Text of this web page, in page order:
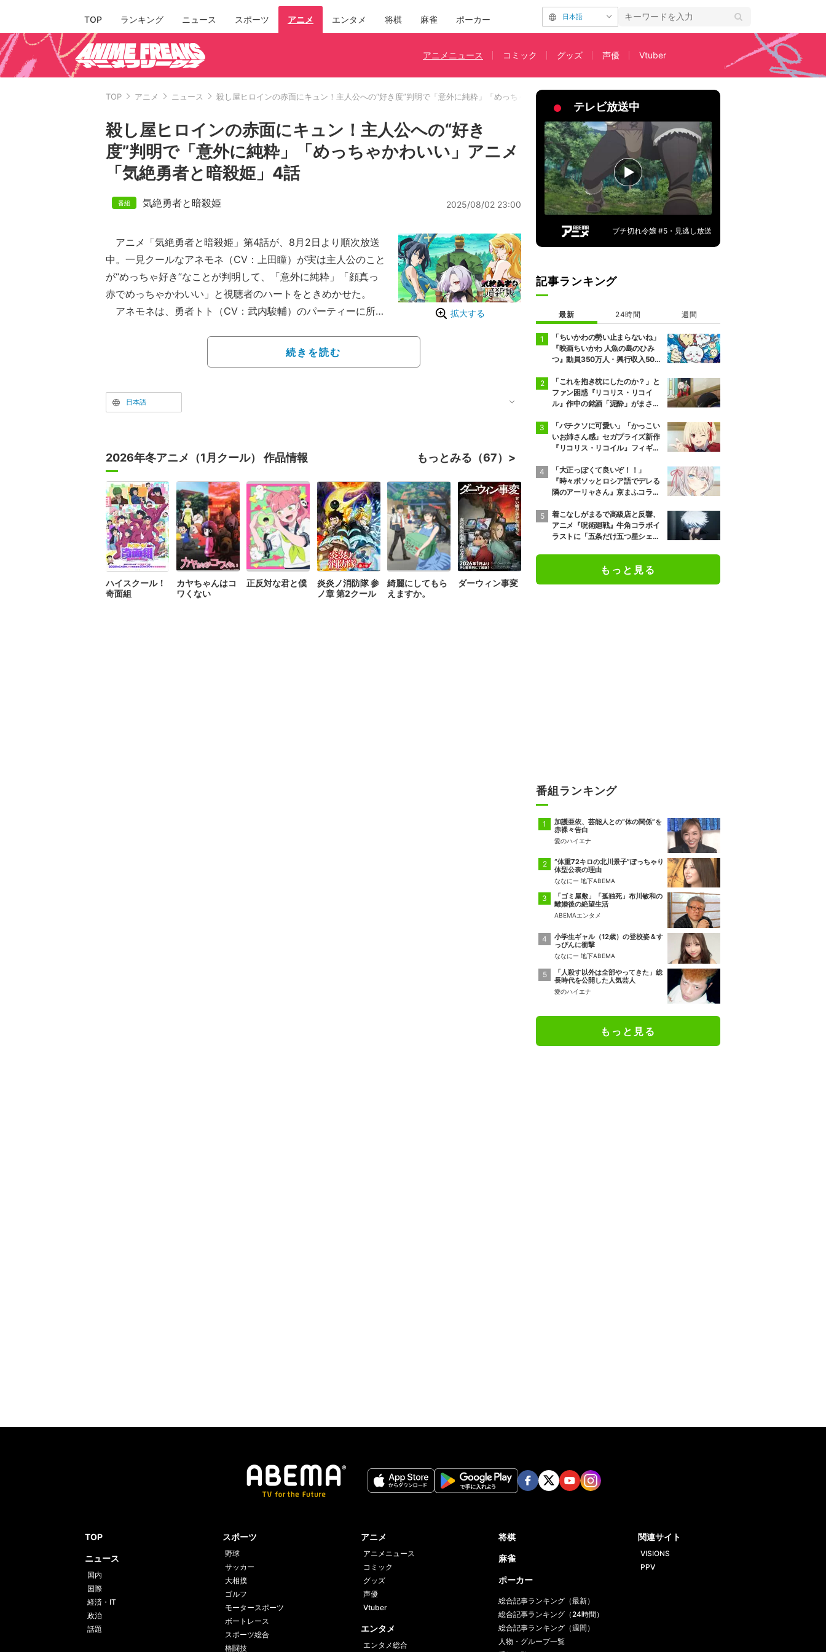
TOP ランキング ニュース スポーツ アニメ エンタメ 将棋 麻雀 ポーカー 日本語
アニメニュース コミック グッズ 声優 Vtuber
TOP アニメ ニュース 殺し屋ヒロインの赤面にキュン！主人公への“好き度”判明で「意外に純粋」「めっちゃかわいい」アニメ「気絶勇者と暗殺姫」4話
殺し屋ヒロインの赤面にキュン！主人公への“好き
度”判明で「意外に純粋」「めっちゃかわいい」アニメ
「気絶勇者と暗殺姫」4話
気絶勇者と暗殺姫 2025/08/02 23:00
拡大する
アニメ「気絶勇者と暗殺姫」第4話が、8月2日より順次放送
中。一見クールなアネモネ（CV：上田瞳）が実は主人公のこと
が“めっちゃ好き”なことが判明して、「意外に純粋」「顔真っ
赤でめっちゃかわいい」と視聴者のハートをときめかせた。
アネモネは、勇者トト（CV：武内駿輔）のパーティーに所属
光鋭く、酒と金が好きなヘビースモーカーだ。
第4話「気絶勇者と昇格任務」では、酒の席で、ゴア（CV：
勇者ちゃんのこと好きだよね～」と指摘した。アネモネとシエ
ルが「は？」「そんなわけないでしょ」と否定すると、ゴア
ない？」と提案した。
続きを読む
日本語
2026年冬アニメ（1月クール） 作品情報 もっとみる（67）
ハイスクール！
奇面組
カヤちゃんはコ
ワくない
正反対な君と僕
炎炎ノ消防隊 参
ノ章 第2クール
綺麗にしてもら
えますか。
ダーウィン事変
テレビ放送中
ブチ切れ令嬢 #5・見逃し放送
記事ランキング
最新 24時間 週間
「ちいかわの勢い止まらないね」
『映画ちいかわ 人魚の島のひみ
つ』動員350万人・興行収入50億
「これを抱き枕にしたのか？」と
ファン困惑『リコリス・リコイ
ル』作中の銘酒「泥酔」がまさか
「バチクソに可愛い」「かっこい
いお姉さん感」セガプライズ新作
『リコリス・リコイル』フィギュ
「大正っぽくて良いぞ！！」
『時々ボソッとロシア語でデレる
隣のアーリャさん』京まふコラボ
着こなしがまるで高級店と反響、
アニメ『呪術廻戦』牛角コラボイ
ラストに「五条だけ五つ星シェ
もっと見る
番組ランキング
加護亜依、芸能人との“体の関係”を
赤裸々告白
愛のハイエナ
“体重72キロの北川景子”ぽっちゃり
体型公表の理由
ななにー 地下ABEMA
「ゴミ屋敷」「孤独死」布川敏和の
離婚後の絶望生活
ABEMAエンタメ
小学生ギャル（12歳）の登校姿＆す
っぴんに衝撃
ななにー 地下ABEMA
「人殺す以外は全部やってきた」総
長時代を公開した人気芸人
愛のハイエナ
もっと見る
TOP
ニュース
国内
国際
経済・IT
政治
話題
スポーツ
野球
サッカー
大相撲
ゴルフ
モータースポーツ
ボートレース
スポーツ総合
格闘技
アニメ
アニメニュース
コミック
グッズ
声優
Vtuber
エンタメ
エンタメ総合
将棋
麻雀
ポーカー
総合記事ランキング（最新）
総合記事ランキング（24時間）
総合記事ランキング（週間）
人物・グループ一覧
関連サイト
VISIONS
PPV